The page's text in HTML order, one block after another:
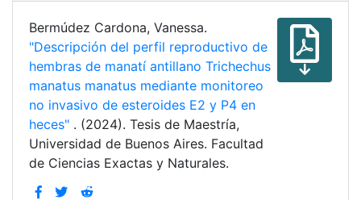
Bermúdez Cardona, Vanessa.
"Descripción del perfil reproductivo de
hembras de manatí antillano Trichechus
manatus manatus mediante monitoreo
no invasivo de esteroides E2 y P4 en
heces" . (2024). Tesis de Maestría,
Universidad de Buenos Aires. Facultad
de Ciencias Exactas y Naturales.